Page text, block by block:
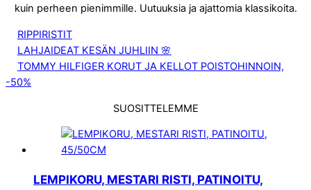
kuin perheen pienimmille. Uutuuksia ja ajattomia klassikoita.
RIPPIRISTIT
LAHJAIDEAT KESÄN JUHLIIN 🌸
TOMMY HILFIGER KORUT JA KELLOT POISTOHINNOIN,
-50%
SUOSITTELEMME
LEMPIKORU, MESTARI RISTI, PATINOITU,